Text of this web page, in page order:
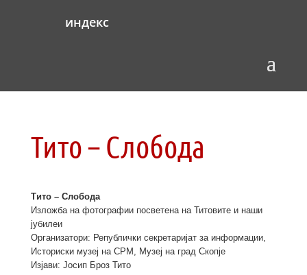
индекс
Тито – Слобода
Тито – Слобода
Изложба на фотографии посветена на Титовите и наши
јубилеи
Организатори: Републички секретаријат за информации,
Историски музеј на СРМ, Музеј на град Скопје
Изјави: Јосип Броз Тито